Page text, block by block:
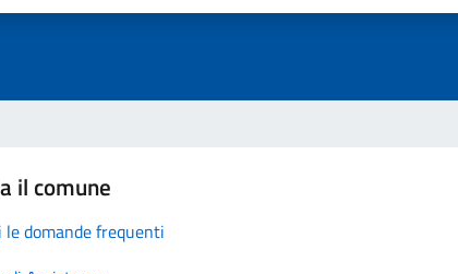
il comune
le domande frequenti